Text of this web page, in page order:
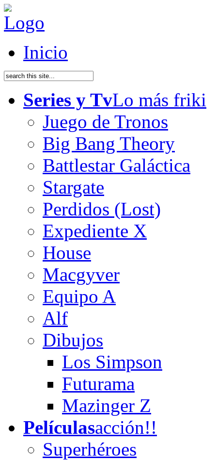
Inicio
Series y TvLo más friki
Juego de Tronos
Big Bang Theory
Battlestar Galáctica
Stargate
Perdidos (Lost)
Expediente X
House
Macgyver
Equipo A
Alf
Dibujos
Los Simpson
Futurama
Mazinger Z
Películasacción!!
Superhéroes